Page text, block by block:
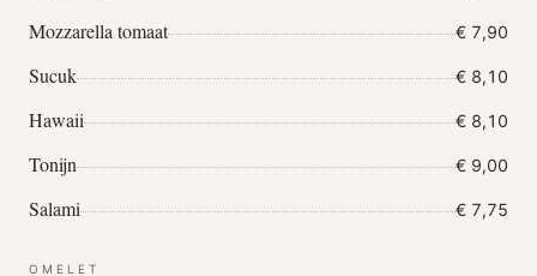
Mozzarella tomaat € 7,90
Sucuk € 8,10
Hawaii € 8,10
Tonijn € 9,00
Salami € 7,75
OMELET